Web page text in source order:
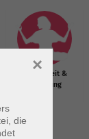
Gesundheit &
Ernährung
die
×